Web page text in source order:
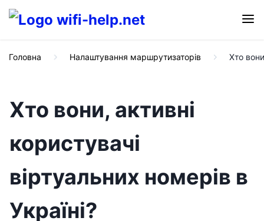
Головна Налаштування маршрутизаторів Хто
Хто вони, активні
користувачі
віртуальних номерів в
Україні?